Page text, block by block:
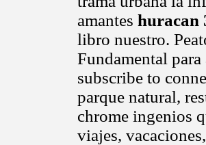
amantes huracan
libro nuestro.
Fundamental
subscribe to
parque natural,
chrome ingenios
viajes,